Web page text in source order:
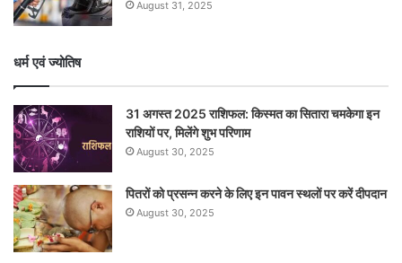
August 31, 2025
धर्म एवं ज्योतिष
31 अगस्त 2025 राशिफल: किस्मत का सितारा चमकेगा इन
राशियों पर, मिलेंगे शुभ परिणाम
August 30, 2025
पितरों को प्रसन्न करने के लिए इन पावन स्थलों पर करें दीपदान
August 30, 2025